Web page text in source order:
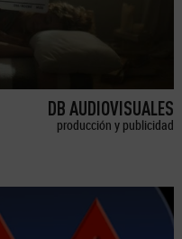
DB AUDIOVISUALES
producción y publicidad